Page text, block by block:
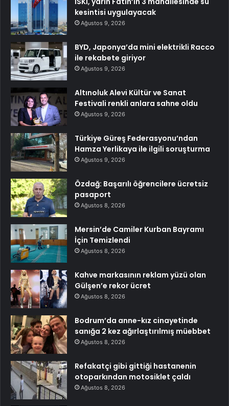
kesintisi uygulayacak
Ağustos 9, 2026
BYD, Japonya’da mini elektrikli Racco
ile rekabete giriyor
Ağustos 9, 2026
Altınoluk Alevi Kültür ve Sanat
Festivali renkli anlara sahne oldu
Ağustos 9, 2026
Türkiye Güreş Federasyonu’ndan
Hamza Yerlikaya ile ilgili soruşturma
Ağustos 9, 2026
Özdağ: Başarılı öğrencilere ücretsiz
pasaport
Ağustos 8, 2026
Mersin’de Camiler Kurban Bayramı
İçin Temizlendi
Ağustos 8, 2026
Kahve markasının reklam yüzü olan
Gülşen’e rekor ücret
Ağustos 8, 2026
Bodrum’da anne-kız cinayetinde
sanığa 2 kez ağırlaştırılmış müebbet
Ağustos 8, 2026
Refakatçi gibi gittiği hastanenin
otoparkından motosiklet çaldı
Ağustos 8, 2026